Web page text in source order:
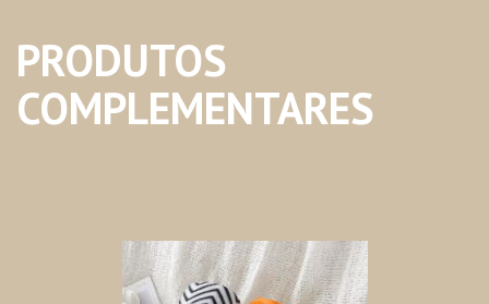
PRODUTOS
COMPLEMENTARES